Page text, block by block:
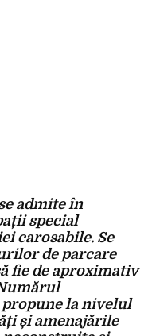
admite în
special
carosabile. Se
de parcare
fie de aproximativ
la nivelul
și amenajările